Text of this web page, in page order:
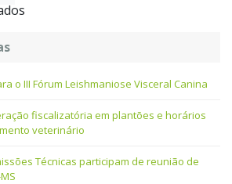
o III Fórum Leishmaniose Visceral Canina
fiscalizatória em plantões e horários
veterinário
Técnicas participam de reunião de